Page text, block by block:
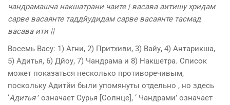
чандрамашча накшатрани чаите | васава аитишу хридам
сарве васаянте таддйудидам сарве васаянте тасмад
васава ити ||
Восемь Васу: 1) Агни, 2) Притхиви, 3) Вайу, 4) Антарикша,
5) Адитья, 6) Дйоу, 7) Чандрама и 8) Накшетра. Список
может показаться несколько противоречивым,
поскольку Адитйи были упомянуты отдельно , но здесь
‘Адитья’ означает Сурья [Солнце], ‘ Чандрами’ означает